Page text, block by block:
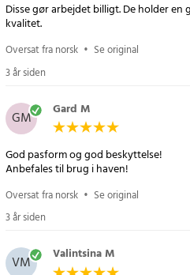
Disse gør arbejdet billigt. De holder
kvalitet.
Oversat fra norsk • Se original
3 år siden
GM Gard M
God pasform og god beskyttelse!
Anbefales til brug i haven!
Oversat fra norsk • Se original
3 år siden
VM Valintsina M